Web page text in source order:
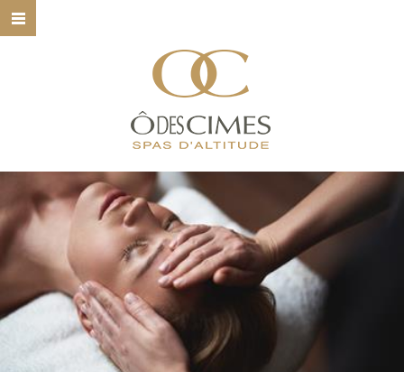
HOME
Ô DES CIMES
NOS SPAS
NOS SOINS
NOS MARQUES
BONS CADEAUX
CONTACT